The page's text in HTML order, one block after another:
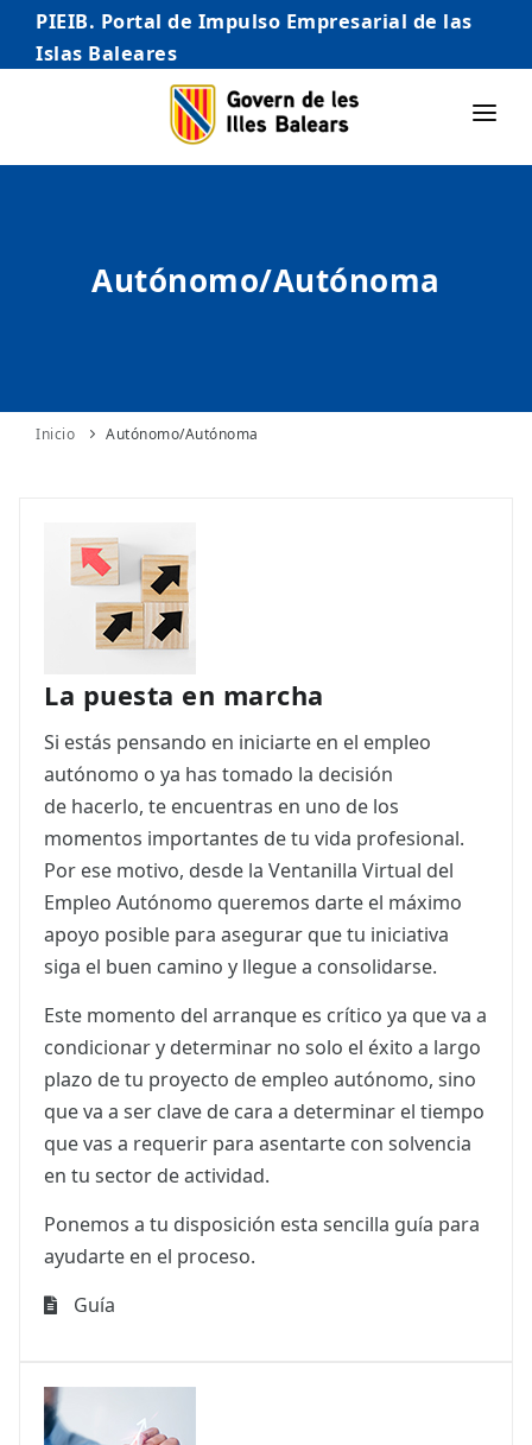
PIEIB. Portal de Impulso Empresarial de las
Islas Baleares
INICIO
AUTÓNOMO/AUTÓNOMA
INTERNACIONALIZACIÓN
Autónomo/Autónoma
Inicio Autónomo/Autónoma
La puesta en marcha
Si estás pensando en iniciarte en el empleo
autónomo o ya has tomado la decisión
de hacerlo, te encuentras en uno de los
momentos importantes de tu vida profesional.
Por ese motivo, desde la Ventanilla Virtual del
Empleo Autónomo queremos darte el máximo
apoyo posible para asegurar que tu iniciativa
siga el buen camino y llegue a consolidarse.
Este momento del arranque es crítico ya que va a
condicionar y determinar no solo el éxito a largo
plazo de tu proyecto de empleo autónomo, sino
que va a ser clave de cara a determinar el tiempo
que vas a requerir para asentarte con solvencia
en tu sector de actividad.
Ponemos a tu disposición esta sencilla guía para
ayudarte en el proceso.
Guía